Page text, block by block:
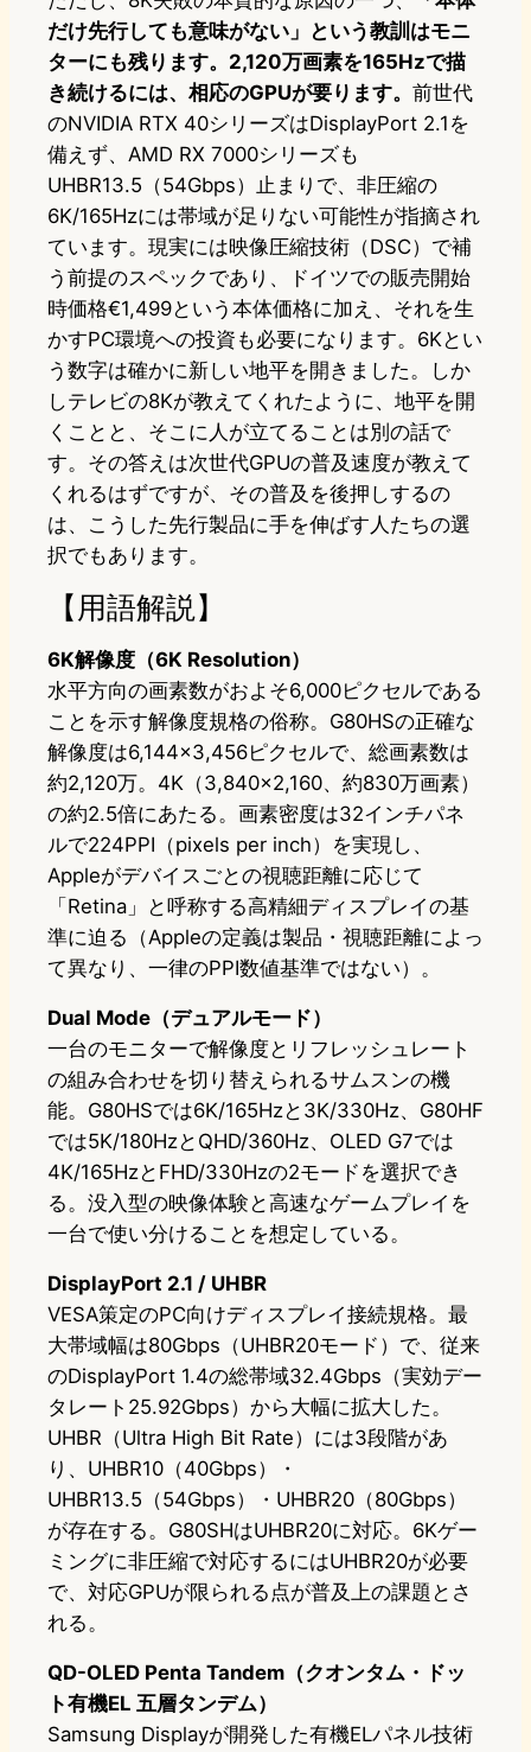
だけ先行しても意味がない」という教訓はモニ
ターにも残ります。2,120万画素を165Hzで描
き続けるには、相応のGPUが要ります。 前世代
のNVIDIA RTX 40シリーズはDisplayPort 2.1を
備えず、AMD RX 7000シリーズも
UHBR13.5（54Gbps）止まりで、非圧縮の
6K/165Hzには帯域が足りない可能性が指摘され
ています。現実には映像圧縮技術（DSC）で補
う前提のスペックであり、ドイツでの販売開始
時価格€1,499という本体価格に加え、それを生
かすPC環境への投資も必要になります。6Kとい
う数字は確かに新しい地平を開きました。しか
しテレビの8Kが教えてくれたように、地平を開
くことと、そこに人が立てることは別の話で
す。その答えは次世代GPUの普及速度が教えて
くれるはずですが、その普及を後押しするの
は、こうした先行製品に手を伸ばす人たちの選
択でもあります。
【用語解説】
6K解像度（6K Resolution）
水平方向の画素数がおよそ6,000ピクセルである
ことを示す解像度規格の俗称。G80HSの正確な
解像度は6,144×3,456ピクセルで、総画素数は
約2,120万。4K（3,840×2,160、約830万画素）
の約2.5倍にあたる。画素密度は32インチパネ
ルで224PPI（pixels per inch）を実現し、
Appleがデバイスごとの視聴距離に応じて
「Retina」と呼称する高精細ディスプレイの基
準に迫る（Appleの定義は製品・視聴距離によっ
て異なり、一律のPPI数値基準ではない）。
Dual Mode（デュアルモード）
一台のモニターで解像度とリフレッシュレート
の組み合わせを切り替えられるサムスンの機
能。G80HSでは6K/165Hzと3K/330Hz、G80HF
では5K/180HzとQHD/360Hz、OLED G7では
4K/165HzとFHD/330Hzの2モードを選択でき
る。没入型の映像体験と高速なゲームプレイを
一台で使い分けることを想定している。
DisplayPort 2.1 / UHBR
VESA策定のPC向けディスプレイ接続規格。最
大帯域幅は80Gbps（UHBR20モード）で、従来
のDisplayPort 1.4の総帯域32.4Gbps（実効デー
タレート25.92Gbps）から大幅に拡大した。
UHBR（Ultra High Bit Rate）には3段階があ
り、UHBR10（40Gbps）・
UHBR13.5（54Gbps）・UHBR20（80Gbps）
が存在する。G80SHはUHBR20に対応。6Kゲー
ミングに非圧縮で対応するにはUHBR20が必要
で、対応GPUが限られる点が普及上の課題とさ
れる。
QD-OLED Penta Tandem（クオンタム・ドッ
ト有機EL 五層タンデム）
Samsung Displayが開発した有機ELパネル技術